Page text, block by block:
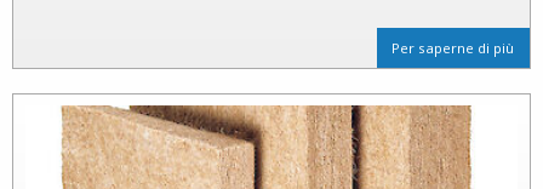
Per saperne di più